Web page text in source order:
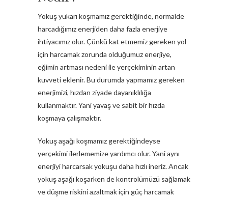
Yokuş yukarı koşmamız gerektiğinde, normalde
harcadığımız enerjiden daha fazla enerjiye
ihtiyacımız olur. Çünkü kat etmemiz gereken yol
için harcamak zorunda olduğumuz enerjiye,
eğimin artması nedeni ile yerçekiminin artan
kuvveti eklenir. Bu durumda yapmamız gereken
enerjimizi, hızdan ziyade dayanıklılığa
kullanmaktır. Yani yavaş ve sabit bir hızda
koşmaya çalışmaktır.
Yokuş aşağı koşmamız gerektiğindeyse
yerçekimi ilerlememize yardımcı olur. Yani aynı
enerjiyi harcarsak yokuşu daha hızlı ineriz. Ancak
yokuş aşağı koşarken de kontrolümüzü sağlamak
ve düşme riskini azaltmak için güç harcamak